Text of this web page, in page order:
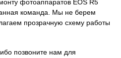
фотоаппаратов EOS R5
команда. Мы не берем
прозрачную схему работы
позвоните нам для